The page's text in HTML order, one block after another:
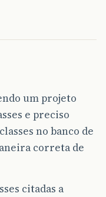
um projeto
e preciso
no banco de
correta de
citadas a